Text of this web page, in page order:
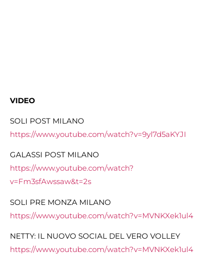
VIDEO
SOLI POST MILANO
https://www.youtube.com/watch?v=9yl7d5aKYJI
GALASSI POST MILANO
https://www.youtube.com/watch?
v=Fm3sfAwssaw&t=2s
SOLI PRE MONZA MILANO
https://www.youtube.com/watch?v=MVNKXek1ul4
NETTY: IL NUOVO SOCIAL DEL VERO VOLLEY
https://www.youtube.com/watch?v=MVNKXek1ul4